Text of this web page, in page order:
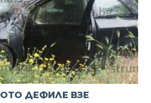
ДЕФИЛЕ ВЗЕ